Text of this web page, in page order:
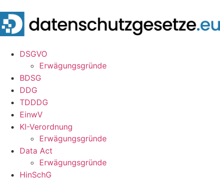
DSGVO
Erwägungsgründe
BDSG
DDG
TDDDG
EinwV
KI-Verordnung
Erwägungsgründe
Data Act
Erwägungsgründe
HinSchG